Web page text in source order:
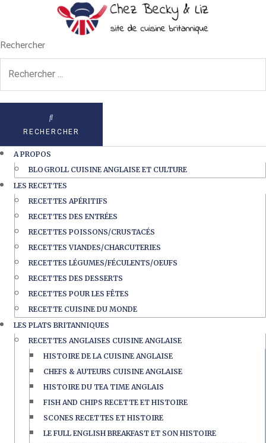
Rechercher
RECHERCHER
A PROPOS
BLOGROLL CUISINE ANGLAISE ET CULTURE
LES RECETTES
RECETTES APÉRITIFS
RECETTES DES ENTRÉES
RECETTES POISSONS/CRUSTACÉS
RECETTES VIANDES/CHARCUTERIES
RECETTES LÉGUMES/FÉCULENTS/OEUFS
RECETTES DES DESSERTS
RECETTES POUR LES FÊTES
RECETTE CUISINE DU MONDE
LES PLATS BRITANNIQUES
RECETTES ANGLAISES CUISINE ANGLAISE
HISTOIRE DE LA CUISINE ANGLAISE
CHEFS & AUTEURS CUISINE ANGLAISE
HISTOIRE DU TEA TIME ANGLAIS
FISH AND CHIPS RECETTE ET HISTOIRE
SCONES RECETTES ET HISTOIRE
LE FULL ENGLISH BREAKFAST ET SON HISTOIRE